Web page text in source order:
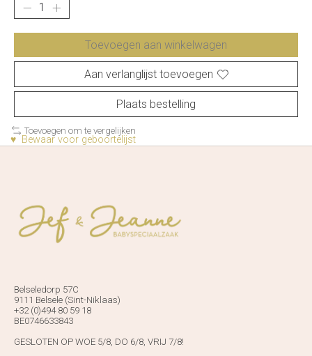
Toevoegen aan winkelwagen
Aan verlanglijst toevoegen
Plaats bestelling
Toevoegen om te vergelijken
♥ Bewaar voor geboortelijst
Belseledorp 57C
9111 Belsele (Sint-Niklaas)
+32 (0)494 80 59 18
BE0746633843
GESLOTEN OP WOE 5/8, DO 6/8, VRIJ 7/8!